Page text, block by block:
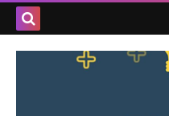
بحث